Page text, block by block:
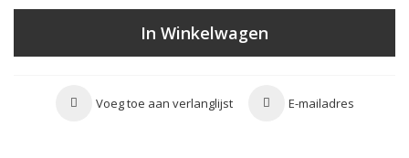
In Winkelwagen
Voeg toe aan verlanglijst E-mailadres